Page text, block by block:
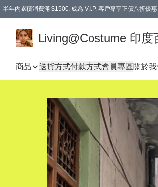
半年內累積消費滿 $1500, 成為 V.I.P. 客戶專享正價八折優惠
Living@Costume 印度
商品 送貨方式付款方式會員專區關於我